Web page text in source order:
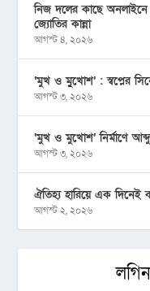
নিজ দলের কাছে অনলাইনে
জ্যোতির কান্না
আগস্ট ৪, ২০২৬
‘মুখ ও মু্খোশ’ : স্বপ্নের
আগস্ট ৩, ২০২৬
‘মুখ ও মুখোশ’ নির্মাণে
আগস্ট ৩, ২০২৬
ঐতিহ্য হারিয়ে এক দিনেই
আগস্ট ২, ২০২৬